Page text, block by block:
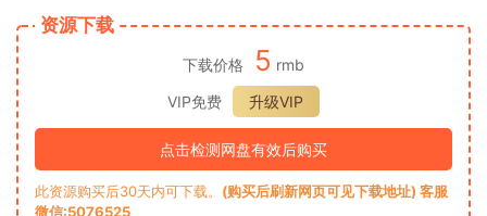
资源下载
下载价格 5 rmb
VIP免费
升级VIP
点击检测网盘有效后购买
此资源购买后30天内可下载。 (购买后刷新网页可见下载地址) 客服
微信:5076525